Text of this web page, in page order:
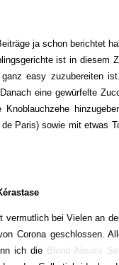
ja schon berichtet
ist in diesem
easy zuzubereiten
eine gewürfelte
Knoblauchzehe
Paris) sowie mit etwas
vermutlich bei Vielen an
Corona geschlossen.
ich die Blond Absolu